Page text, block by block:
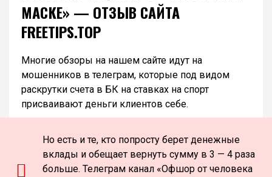
МАСКЕ» — ОТЗЫВ САЙТА
FREETIPS.TOP
Многие обзоры на нашем сайте идут на
мошенников в телеграм, которые под видом
раскрутки счета в БК на ставках на спорт
присваивают деньги клиентов себе.
Но есть и те, кто попросту берет денежные
вклады и обещает вернуть сумму в 3 — 4 раза
больше. Телеграм канал «Офшор от человека